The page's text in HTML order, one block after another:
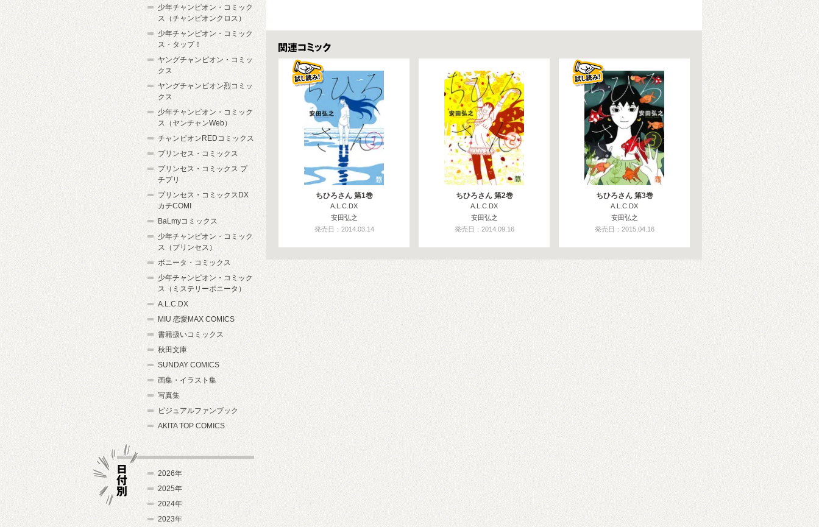
関連コミックス
ちひろさん 第1巻
A.L.C.DX
安田弘之
発売日：2014.03.14
ちひろさん 第2巻
A.L.C.DX
安田弘之
発売日：2014.09.16
ちひろさん 第3巻
A.L.C.DX
安田弘之
発売日：2015.04.16
少年チャンピオン・コミック
ス（チャンピオンクロス）
少年チャンピオン・コミック
ス・タップ！
ヤングチャンピオン・コミッ
クス
ヤングチャンピオン烈コミッ
クス
少年チャンピオン・コミック
ス（ヤンチャンWeb）
チャンピオンREDコミックス
プリンセス・コミックス
プリンセス・コミックス プ
チプリ
プリンセス・コミックスDX
カチCOMI
BaLmyコミックス
少年チャンピオン・コミック
ス（プリンセス）
ボニータ・コミックス
少年チャンピオン・コミック
ス（ミステリーボニータ）
A.L.C.DX
MIU 恋愛MAX COMICS
書籍扱いコミックス
秋田文庫
SUNDAY COMICS
画集・イラスト集
写真集
ビジュアルファンブック
AKITA TOP COMICS
2026年
2025年
2024年
2023年